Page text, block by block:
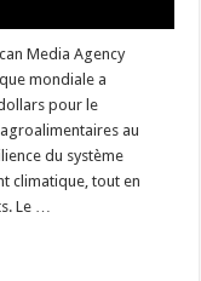
Media Agency
mondiale a
pour le
au
du système
climatique, tout en
Le …